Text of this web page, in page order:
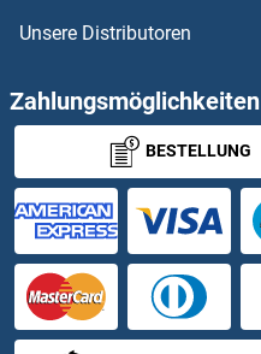
OR1N1 ELISA Kits
OR1N2 ELISA Kits
OR1Q1 ELISA Kits
OR1S1 ELISA Kits
OR1S2 ELISA Kits
OR2A12 ELISA Kits
Unsere Distributoren
Zahlungsmöglichkeiten
BESTELLUNG